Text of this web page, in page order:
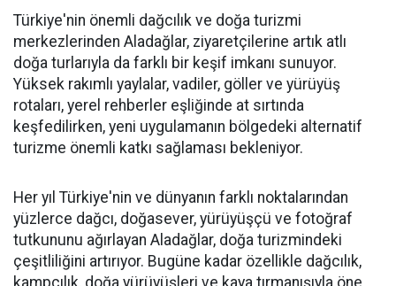
Türkiye'nin önemli dağcılık ve doğa turizmi
merkezlerinden Aladağlar, ziyaretçilerine artık atlı
doğa turlarıyla da farklı bir keşif imkanı sunuyor.
Yüksek rakımlı yaylalar, vadiler, göller ve yürüyüş
rotaları, yerel rehberler eşliğinde at sırtında
keşfedilirken, yeni uygulamanın bölgedeki alternatif
turizme önemli katkı sağlaması bekleniyor.
Her yıl Türkiye'nin ve dünyanın farklı noktalarından
yüzlerce dağcı, doğasever, yürüyüşçü ve fotoğraf
tutkununu ağırlayan Aladağlar, doğa turizmindeki
çeşitliliğini artırıyor. Bugüne kadar özellikle dağcılık,
kampçılık, doğa yürüyüşleri ve kaya tırmanışıyla öne